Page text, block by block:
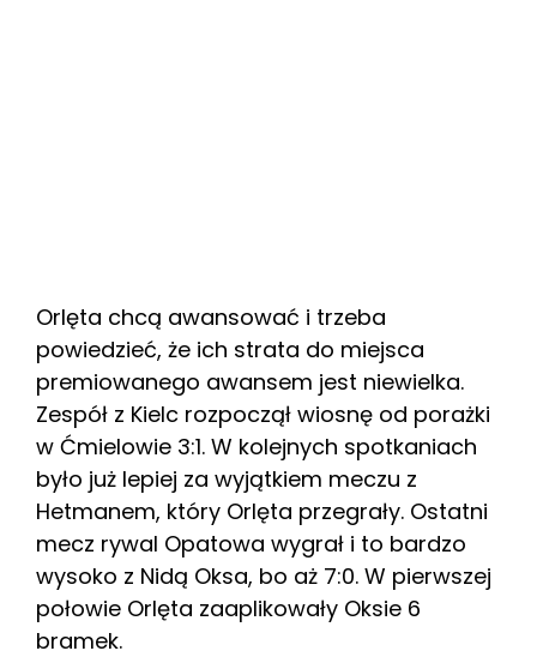
Orlęta chcą awansować i trzeba
powiedzieć, że ich strata do miejsca
premiowanego awansem jest niewielka.
Zespół z Kielc rozpoczął wiosnę od porażki
w Ćmielowie 3:1. W kolejnych spotkaniach
było już lepiej za wyjątkiem meczu z
Hetmanem, który Orlęta przegrały. Ostatni
mecz rywal Opatowa wygrał i to bardzo
wysoko z Nidą Oksa, bo aż 7:0. W pierwszej
połowie Orlęta zaaplikowały Oksie 6
bramek.